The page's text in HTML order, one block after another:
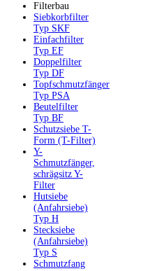
Filterbau
Siebkorbfilter
Typ SKF
Einfachfilter
Typ EF
Doppelfilter
Typ DF
Topfschmutzfänger
Typ PSA
Beutelfilter
Typ BF
Schutzsiebe T-
Form (T-Filter)
Y-
Schmutzfänger,
schrägsitz Y-
Filter
Hutsiebe
(Anfahrsiebe)
Typ H
Stecksiebe
(Anfahrsiebe)
Typ S
Schmutzfang